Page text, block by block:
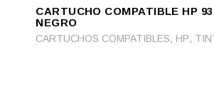
CART
CARTUCHO COMPATIBLE HP
NEGRO
CARTUCHOS COMPATIBLES, HP,